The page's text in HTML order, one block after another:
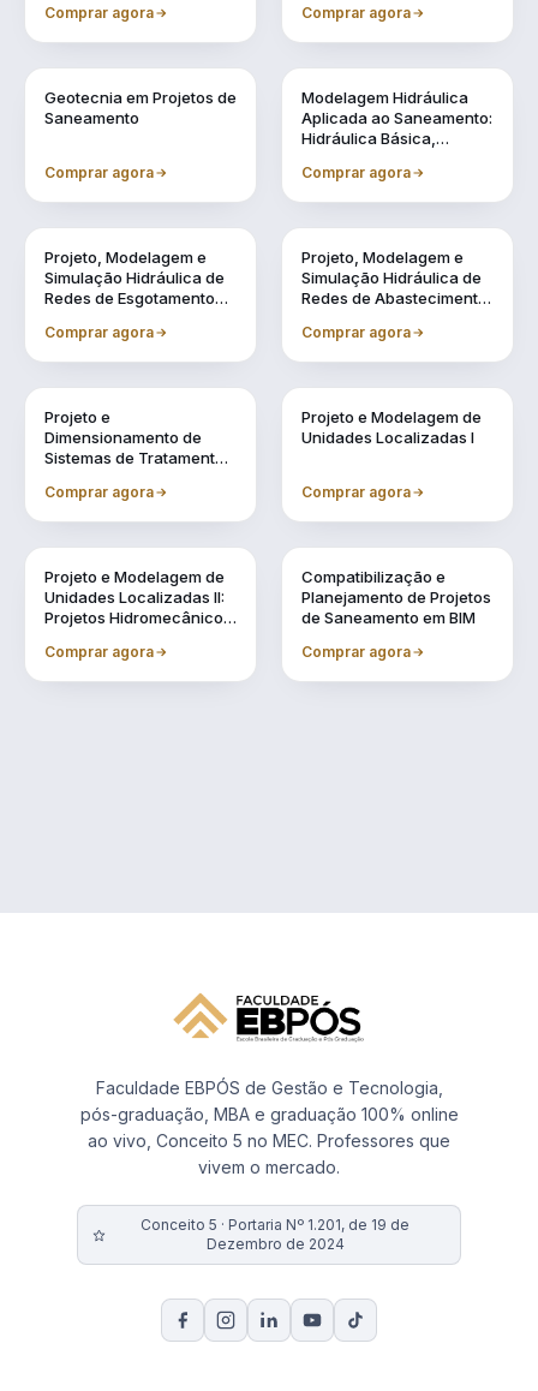
Comprar agora Comprar agora
Geotecnia em Projetos de
Saneamento
Comprar agora
Modelagem Hidráulica
Aplicada ao Saneamento:
Hidráulica Básica,
Reservação
Comprar agora
Projeto, Modelagem e
Simulação Hidráulica de
Redes de Esgotamento
Comprar agora
Projeto, Modelagem e
Simulação Hidráulica de
Redes de Abastecimento
Comprar agora
Projeto e
Dimensionamento de
Sistemas de Tratamento
Comprar agora
Projeto e Modelagem de
Unidades Localizadas I
Comprar agora
Projeto e Modelagem de
Unidades Localizadas II:
Projetos Hidromecânicos
Comprar agora
Compatibilização e
Planejamento de Projetos
de Saneamento em BIM
Comprar agora
Faculdade EBPÓS de Gestão e Tecnologia,
pós-graduação, MBA e graduação 100% online
ao vivo, Conceito 5 no MEC. Professores que
vivem o mercado.
Conceito 5 · Portaria Nº 1.201, de 19 de
Dezembro de 2024